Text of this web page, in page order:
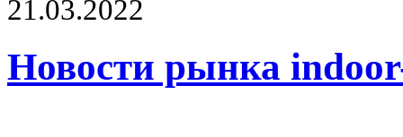
21.03.2022
Новости рынка